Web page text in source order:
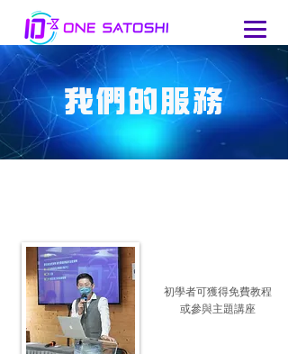
我們的服務
初學者可獲得免費教程
或參與主題講座